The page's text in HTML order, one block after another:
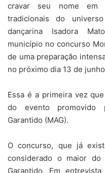
cravar seu nome em
tradicionais do
dançarina Isadora
município no concurso
de uma preparação
no próximo dia 13 de
Essa é a primeira vez
do evento promovido
Garantido (MAG).
O concurso, que já
considerado o maior do
Garantido. Em